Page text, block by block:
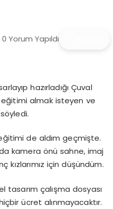
0 Yorum Yapıldı
hazırladığı Çuval
eğitimi almak isteyen ve
de aldım geçmişte.
kamera önü sahne, imaj
için düşündüm.
çalışma dosyası
ücret alınmayacaktır.